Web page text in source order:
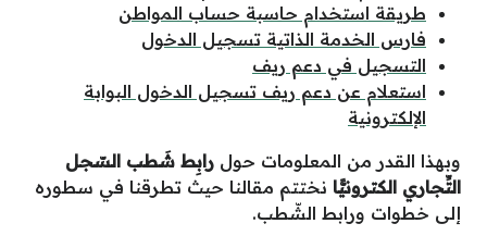
طريقة استخدام حاسبة حساب المواطن
فارس الخدمة الذاتية تسجيل الدخول
التسجيل في دعم ريف
استعلام عن دعم ريف تسجيل الدخول البوابة
الإلكترونية
وبهذا القدر من المعلومات حول رابِط شَطب السّجل
التِّجاري الكترونيًّا نختتم مقالنا حيث تطرقنا في سطوره
إلى خطوات ورابط الشّطب.